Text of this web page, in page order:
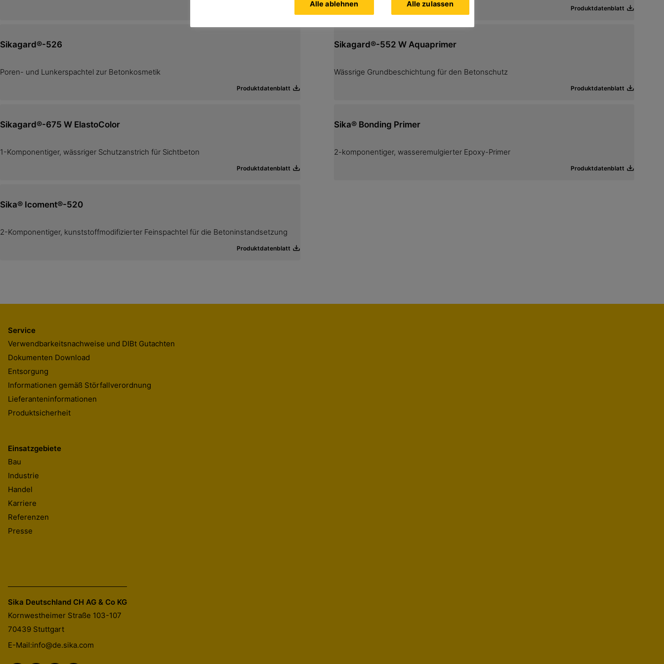
Produktdatenblatt
Sikagard®-526
Poren- und Lunkerspachtel zur Betonkosmetik
Produktdatenblatt
Sikagard®-552 W Aquaprimer
Wässrige Grundbeschichtung für den Betonschutz
Produktdatenblatt
Sikagard®-675 W ElastoColor
1-Komponentiger, wässriger Schutzanstrich für Sichtbeton
Produktdatenblatt
Sika® Bonding Primer
2-komponentiger, wasseremulgierter Epoxy-Primer
Produktdatenblatt
Sika® Icoment®-520
2-Komponentiger, kunststoffmodifizierter Feinspachtel für die Betoninstandsetzung
Produktdatenblatt
Service
Verwendbarkeitsnachweise und DIBt Gutachten
Dokumenten Download
Entsorgung
Informationen gemäß Störfallverordnung
Lieferanteninformationen
Produktsicherheit
Einsatzgebiete
Bau
Industrie
Handel
Karriere
Referenzen
Presse
Sika Deutschland CH AG & Co KG
Kornwestheimer Straße 103-107
70439 Stuttgart
E-Mail:info@de.sika.com
Alle ablehnen Alle zulassen